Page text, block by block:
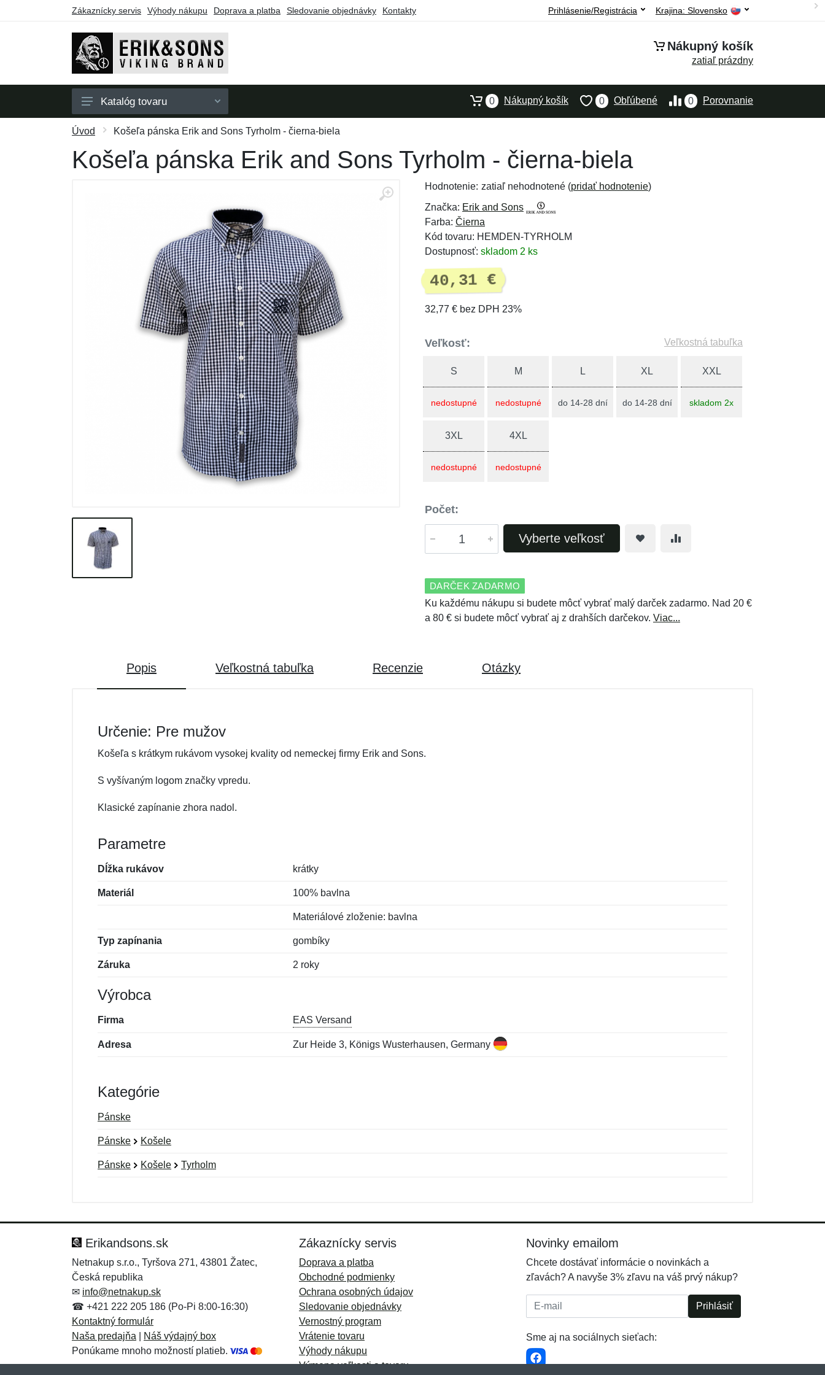
Zákaznícky servis Výhody nákupu Doprava a platba Sledovanie objednávky Kontakty Krajina: Slovensko
Prihlásenie/Registrácia
Nákupný košík
zatiaľ prázdny
Pánske
Dámske
Katalóg tovaru 0 Porovnanie
0 Obľúbené
0 Nákupný košík
Úvod Košeľa pánska Erik and Sons Tyrholm - čierna-biela
Košeľa pánska Erik and Sons Tyrholm - čierna-biela
Hodnotenie: zatiaľ nehodnotené (pridať hodnotenie)
Značka: Erik and Sons
Farba: Čierna
Kód tovaru: HEMDEN-TYRHOLM
Dostupnosť: skladom 2 ks
40,31 €
32,77 € bez DPH 23%
Veľkosť: Veľkostná tabuľka
S
nedostupné
M
nedostupné
L
do 14-28 dní
XL
do 14-28 dní
XXL
skladom 2x
3XL
nedostupné
4XL
nedostupné
Počet:
Vyberte veľkosť
DARČEK ZADARMO
Ku každému nákupu si budete môcť vybrať malý darček zadarmo. Nad 20 €
a 80 € si budete môcť vybrať aj z drahších darčekov. Viac...
Popis Veľkostná tabuľka Recenzie Otázky
Určenie: Pre mužov
Košeľa s krátkym rukávom vysokej kvality od nemeckej firmy Erik and Sons.
S vyšívaným logom značky vpredu.
Klasické zapínanie zhora nadol.
Parametre
Dĺžka rukávov krátky
Materiál 100% bavlna
Materiálové zloženie: bavlna
Typ zapínania gombíky
Záruka 2 roky
Výrobca
Firma EAS Versand
Adresa Zur Heide 3, Königs Wusterhausen, Germany
Kategórie
Pánske
Pánske Košele
Pánske Košele Tyrholm
Správa*
Správa*
Erikandsons.sk
Netnakup s.r.o., Tyršova 271, 43801 Žatec,
Česká republika
✉ info@netnakup.sk
☎ +421 222 205 186 (Po-Pi 8:00-16:30)
Kontaktný formulár
Naša predajňa
Náš výdajný box
Ponúkame mnoho možností platieb.
Zákaznícky servis
Doprava a platba
Obchodné podmienky
Ochrana osobných údajov
Sledovanie objednávky
Vernostný program
Vrátenie tovaru
Výhody nákupu
Výmena veľkosti a tovaru
Novinky emailom
Chcete dostávať informácie o novinkách a
zľavách? A navyše 3% zľavu na váš prvý nákup?
E-mail: Prihlásiť
Sme aj na sociálnych sieťach: